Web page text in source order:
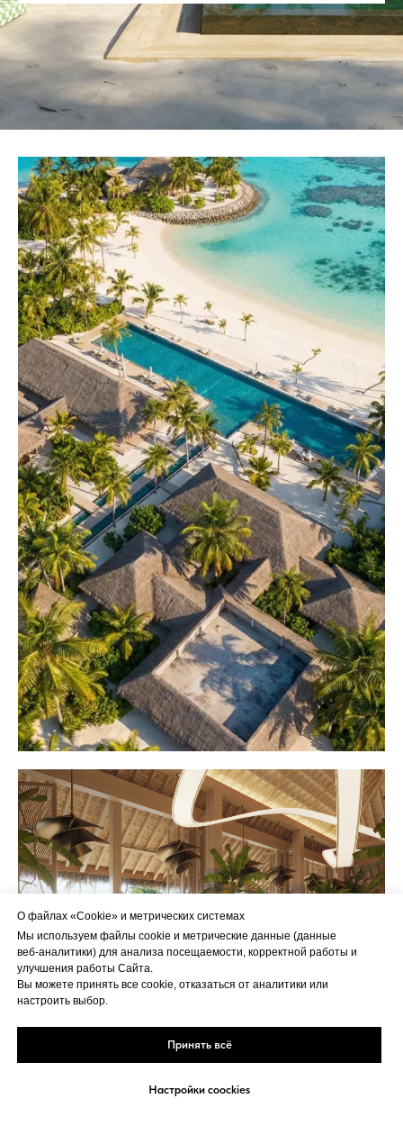
О файлах «Cookie» и метрических системах
Мы используем файлы cookie и метрические данные (данные
веб‑аналитики) для анализа посещаемости, корректной работы и
улучшения работы Сайта.
Вы можете принять все cookie, отказаться от аналитики или
настроить выбор.
Принять всё
Настройки coockies